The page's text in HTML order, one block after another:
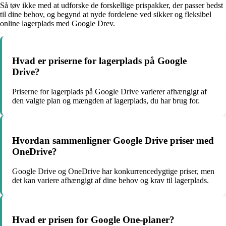
Så tøv ikke med at udforske de forskellige prispakker, der passer bedst
til dine behov, og begynd at nyde fordelene ved sikker og fleksibel
online lagerplads med Google Drev.
Hvad er priserne for lagerplads på Google
Drive?
Priserne for lagerplads på Google Drive varierer afhængigt af
den valgte plan og mængden af lagerplads, du har brug for.
Hvordan sammenligner Google Drive priser med
OneDrive?
Google Drive og OneDrive har konkurrencedygtige priser, men
det kan variere afhængigt af dine behov og krav til lagerplads.
Hvad er prisen for Google One-planer?